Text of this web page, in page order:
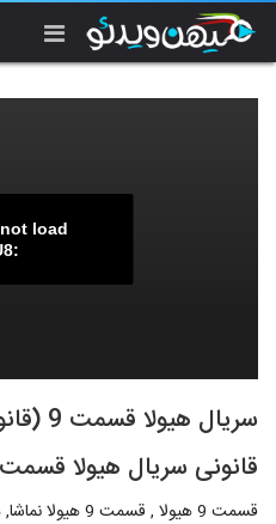
load
سریال
قانونی سریال هیولا